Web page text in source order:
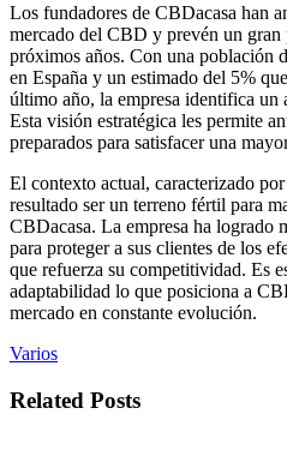
Los fundadores de CBDacasa han
mercado del CBD y prevén un
próximos años. Con una población
en España y un estimado del 5%
último año, la empresa identifica un
Esta visión estratégica les permite
preparados para satisfacer una
El contexto actual, caracterizado
resultado ser un terreno fértil para
CBDacasa. La empresa ha logrado
para proteger a sus clientes de los
que refuerza su competitividad. Es
adaptabilidad lo que posiciona a
mercado en constante evolución.
Varios
Related Posts